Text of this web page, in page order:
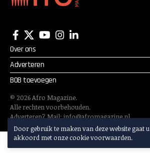
Door gebruik te maken van deze website gaat u
akkoord met onze cookie voorwaarden.
Over ons
Adverteren
BOB toevoegen
© 2026Afro Magazine.
Alle rechten voorbehouden.
Adverteren? Mail:info@afromagazine.nl